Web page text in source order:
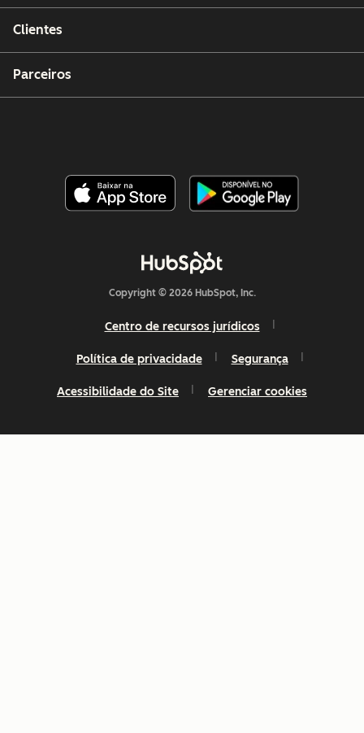
Clientes
Parceiros
Copyright © 2026 HubSpot, Inc.
Centro de recursos jurídicos
Política de privacidade Segurança
Acessibilidade do Site Gerenciar cookies